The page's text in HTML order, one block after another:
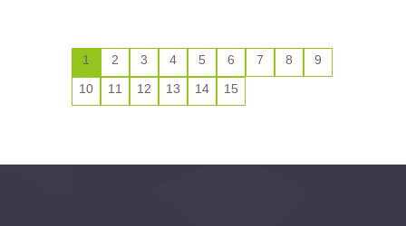
1 2 3 4 5 6 7 8
9
10
11 12 13 14 15